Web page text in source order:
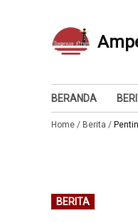
BERANDA
Home / Berita /
POSTED
IN
BERITA